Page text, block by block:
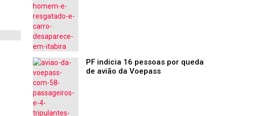
PF indicia 16 pessoas por queda
de avião da Voepass